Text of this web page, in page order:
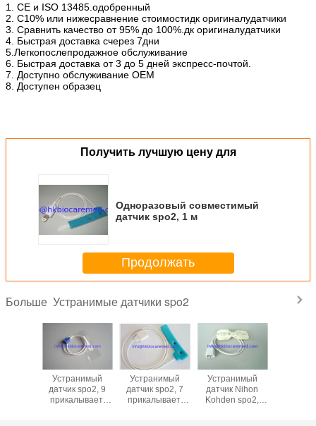
1. CE и ISO 13485. одобренный
2. С10% или нижесравнение стоимостидк оригиналудатчики
3. Сравнить качество от 95% до 100%. дк оригиналудатчики
4. Быстрая доставка счерез 7дни
5. Легкопослепродажное обслуживание
6. Быстрая доставка от 3 до 5 дней экспресс-почтой.
7. Доступно обслуживание OEM
8. Доступен образец
Получить лучшую цену для
Одноразовый совместимый
датчик spo2, 1 м
Продолжать
Больше Устранимые датчики spo2
Устранимый
датчик spo2, 9
прикалывает,
Устранимый
датчик spo2, 7
прикалывает,
Устранимый
датчик Nihon
Kohden spo2,